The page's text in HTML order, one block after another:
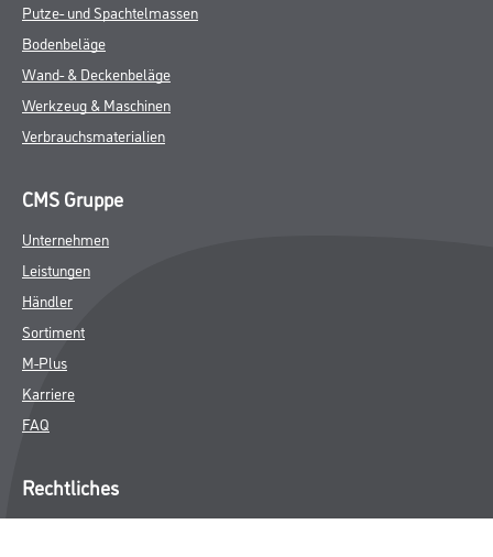
Putze- und Spachtelmassen
Bodenbeläge
Wand- & Deckenbeläge
Werkzeug & Maschinen
Verbrauchsmaterialien
CMS Gruppe
Unternehmen
Leistungen
Händler
Sortiment
M-Plus
Karriere
FAQ
Rechtliches